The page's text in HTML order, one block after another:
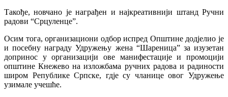
Такође, новчано је награђен и најкреативнији штанд Ручни
радови “Срцуленце”.
Осим тога, организациони одбор испред Општине додјелио је
и посебну награду Удружењу жена “Шареница” за изузетан
допринос у организацији ове манифестације и промоцији
општине Кнежево на изложбама ручних радова и радиности
широм Републике Српске, гдје су чланице овог Удружење
узимале учешће.